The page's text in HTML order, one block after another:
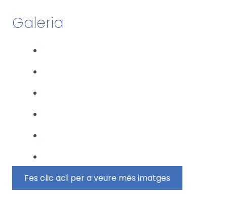
Galeria
Fes clic ací per a veure més imatges